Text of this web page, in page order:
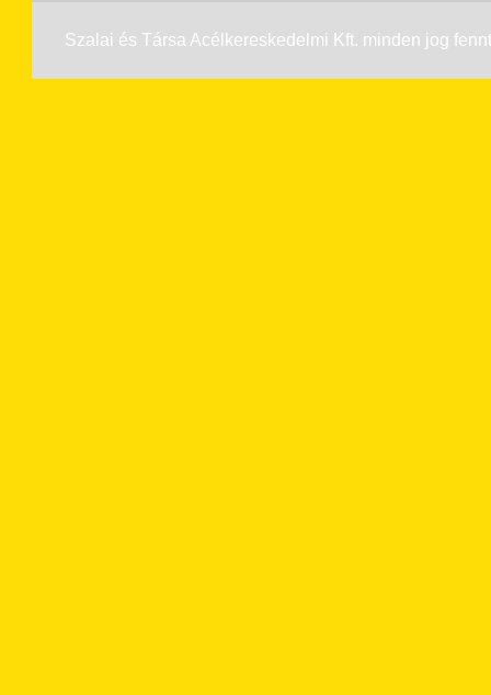
Szalai és Társa Acélkereskedelmi Kft. minden jog